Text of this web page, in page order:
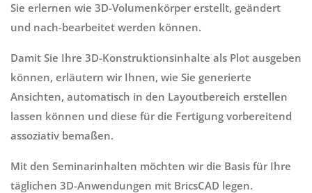
Sie erlernen wie 3D-Volumenkörper erstellt, geändert
und nach-bearbeitet werden können.
Damit Sie Ihre 3D-Konstruktionsinhalte als Plot ausgeben
können, erläutern wir Ihnen, wie Sie generierte
Ansichten, automatisch in den Layoutbereich erstellen
lassen können und diese für die Fertigung vorbereitend
assoziativ bemaßen.
Mit den Seminarinhalten möchten wir die Basis für Ihre
täglichen 3D-Anwendungen mit BricsCAD legen.